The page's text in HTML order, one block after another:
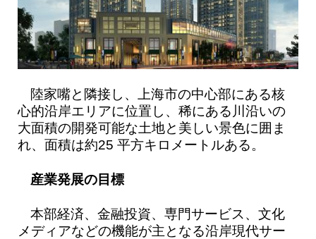
陸家嘴と隣接し、上海市の中心部にある核
心的沿岸エリアに位置し、稀にある川沿いの
大面積の開発可能な土地と美しい景色に囲ま
れ、面積は約25 平方キロメートルある。
産業発展の目標
本部経済、金融投資、専門サービス、文化
メディアなどの機能が主となる沿岸現代サー